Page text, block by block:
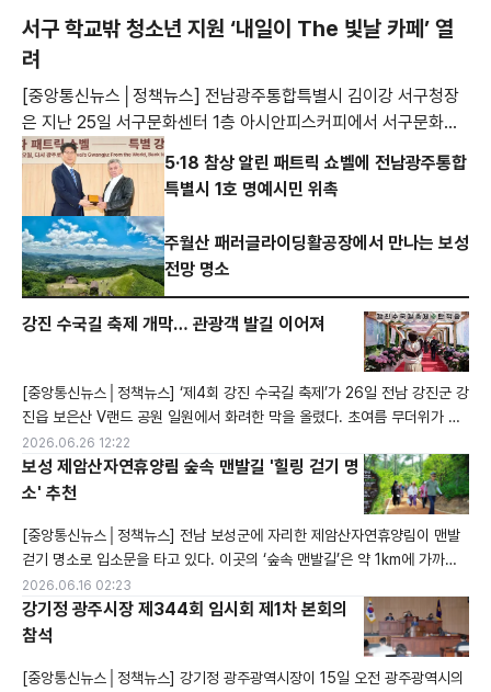
서구 학교밖 청소년 지원 ‘내일이 The 빛날 카페’ 열
려
[중앙통신뉴스│정책뉴스] 전남광주통합특별시 김이강 서구청장
은 지난 25일 서구문화센터 1층 아시안피스커피에서 서구문화센
터운영위원회, 별별학교운영위원회 주관으로 열린 학교밖 청소년
지원 기금 마련을 위한 일일카페 ‘내일이 The 빛날 카페’를 방문
해 관계자들을 격려했다. [전남광주통합특별시 서구 제공]
5·18 참상 알린 패트릭 쇼벨에 전남광주통합
특별시 1호 명예시민 위촉
주월산 패러글라이딩활공장에서 만나는 보성
전망 명소
강진 수국길 축제 개막… 관광객 발길 이어져
[중앙통신뉴스│정책뉴스] ‘제4회 강진 수국길 축제’가 26일 전남 강진군 강
진읍 보은산 V랜드 공원 일원에서 화려한 막을 올렸다. 초여름 무더위가 본
격화된 날씨 속에서도 전국에서 모여든 관광객들의 발길이 이어지며 축제장
은 개막 첫날부터 인산인해를 이뤘다.이번 축제는 강진군이 보유한 청정 자
연 자원을 활용해 지역 관광 산업을 다각화하려는 취지로 마련됐다. 행사장
은 분홍색과 보라색 등 다채로운 색감으로 만개한 수국이 끝없이 이어져 방
문객들에게 특별한 야외
2026.06.26 12:22
보성 제암산자연휴양림 숲속 맨발길 '힐링 걷기 명
소' 추천
[중앙통신뉴스│정책뉴스] 전남 보성군에 자리한 제암산자연휴양림이 맨발
걷기 명소로 입소문을 타고 있다. 이곳의 ‘숲속 맨발길’은 약 1km에 가까운
흙과 황토로 이뤄진 길로, 걷는 내내 땅의 촉감을 온몸으로 느낄 수 있다.눈
길을 사로잡는 점은 남녀노소 누구나 편하게 걸을 수 있다는 것. 입구에는 세
족장 등 편의시설이 마련돼 맨발 걷기 후 바로 발을 씻을 수 있다. 또한, 숲속
에 설치된 안내판에서는 맨발 걷기의 건강 효과를 알기 쉽게 설명해준다.맑
은 공기
2026.06.16 02:23
강기정 광주시장 제344회 임시회 제1차 본회의
참석
[중앙통신뉴스│정책뉴스] 강기정 광주광역시장이 15일 오전 광주광역시의